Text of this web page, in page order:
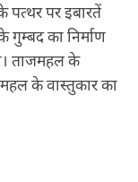
पत्‍थर पर इबारतें
का निर्माण
ताजमहल के
के वास्तुकार का